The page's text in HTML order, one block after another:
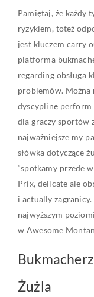
Pamiętaj, że każdy
ryzykiem, toteż
jest kluczem carry
platforma
regarding obsługa
problemów. Można
dyscyplinę perform
dla graczy sportów
najważniejsze my
słówka dotyczące
“spotkamy przede
Prix, delicate ale
i actually
najwyższym
w Awesome
Żużla